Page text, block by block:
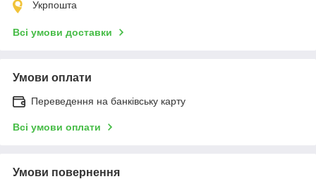
Укрпошта
Всі умови доставки
Умови оплати
Переведення на банківську карту
Всі умови оплати
Умови повернення